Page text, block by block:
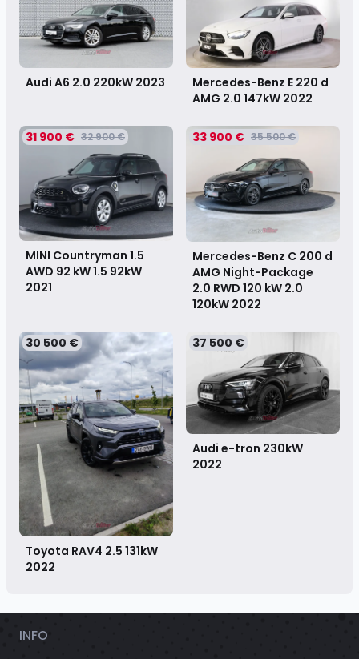
Audi A6 2.0 220kW 2023
Mercedes-Benz E 220 d
AMG 2.0 147kW 2022
31 900 € 32 900 €
MINI Countryman 1.5
AWD 92 kW 1.5 92kW
2021
33 900 € 35 500 €
Mercedes-Benz C 200 d
AMG Night-Package
2.0 RWD 120 kW 2.0
120kW 2022
30 500 €
Toyota RAV4 2.5 131kW
2022
37 500 €
Audi e-tron 230kW
2022
INFO